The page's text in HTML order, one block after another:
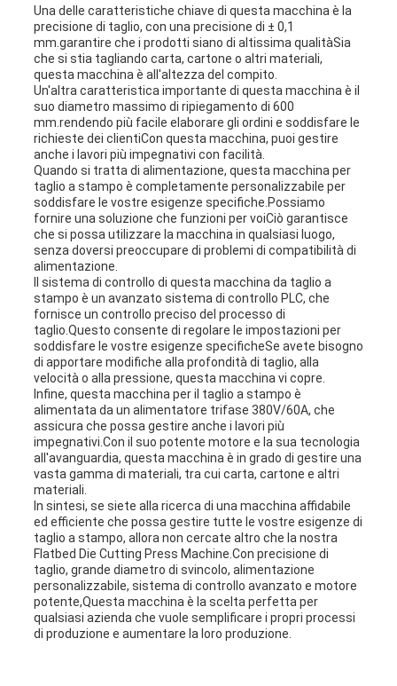
Una delle caratteristiche chiave di questa macchina è la
precisione di taglio, con una precisione di ± 0,1
mm.garantire che i prodotti siano di altissima qualitàSia
che si stia tagliando carta, cartone o altri materiali,
questa macchina è all'altezza del compito.
Un'altra caratteristica importante di questa macchina è il
suo diametro massimo di ripiegamento di 600
mm.rendendo più facile elaborare gli ordini e soddisfare le
richieste dei clientiCon questa macchina, puoi gestire
anche i lavori più impegnativi con facilità.
Quando si tratta di alimentazione, questa macchina per
taglio a stampo è completamente personalizzabile per
soddisfare le vostre esigenze specifiche.Possiamo
fornire una soluzione che funzioni per voiCiò garantisce
che si possa utilizzare la macchina in qualsiasi luogo,
senza doversi preoccupare di problemi di compatibilità di
alimentazione.
Il sistema di controllo di questa macchina da taglio a
stampo è un avanzato sistema di controllo PLC, che
fornisce un controllo preciso del processo di
taglio.Questo consente di regolare le impostazioni per
soddisfare le vostre esigenze specificheSe avete bisogno
di apportare modifiche alla profondità di taglio, alla
velocità o alla pressione, questa macchina vi copre.
Infine, questa macchina per il taglio a stampo è
alimentata da un alimentatore trifase 380V/60A, che
assicura che possa gestire anche i lavori più
impegnativi.Con il suo potente motore e la sua tecnologia
all'avanguardia, questa macchina è in grado di gestire una
vasta gamma di materiali, tra cui carta, cartone e altri
materiali.
In sintesi, se siete alla ricerca di una macchina affidabile
ed efficiente che possa gestire tutte le vostre esigenze di
taglio a stampo, allora non cercate altro che la nostra
Flatbed Die Cutting Press Machine.Con precisione di
taglio, grande diametro di svincolo, alimentazione
personalizzabile, sistema di controllo avanzato e motore
potente,Questa macchina è la scelta perfetta per
qualsiasi azienda che vuole semplificare i propri processi
di produzione e aumentare la loro produzione.